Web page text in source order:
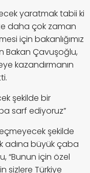
yaratmak tabii ki
daha çok zaman
için bakanlığımız
Bakan Çavuşoğlu,
kazandırmanın
şekilde bir
sarf ediyoruz”
şekilde
adına büyük çaba
“Bunun için özel
sizlere Türkiye